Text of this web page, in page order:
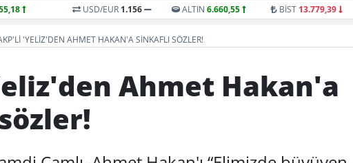
USD/EUR 1.156 ALTIN 6.660,55 BİST 13.779,39
'YELIZ'DEN AHMET HAKAN'A SINKAFLI SÖZLER!
Ahmet Hakan'a